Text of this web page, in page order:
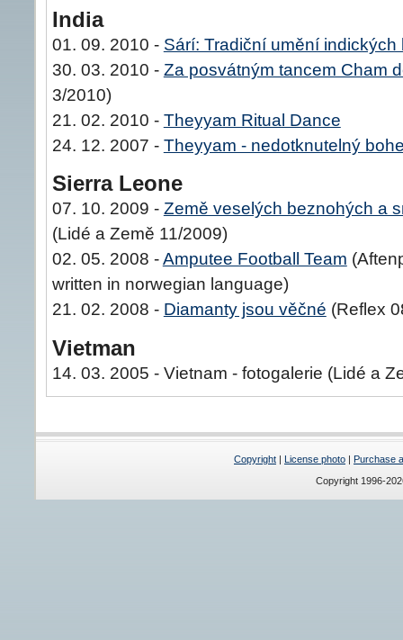
India
01. 09. 2010 - Sárí: Tradiční umění indických
30. 03. 2010 - Za posvátným tancem Cham
3/2010)
21. 02. 2010 - Theyyam Ritual Dance
24. 12. 2007 - Theyyam - nedotknutelný
Sierra Leone
07. 10. 2009 - Země veselých beznohých a
(Lidé a Země 11/2009)
02. 05. 2008 -Amputee Football Team
written in norwegian language)
21. 02. 2008 - Diamanty jsou věčné (Reflex
Vietman
14. 03. 2005 - Vietnam - fotogalerie (Lidé a
Copyright | License photo | Purchase
Copyright 1996-